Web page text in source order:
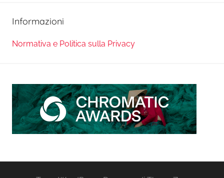
Informazioni
Normativa e Politica sulla Privacy